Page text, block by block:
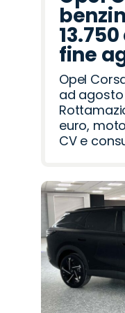
fine
Opel
ad agosto
euro,
CV e